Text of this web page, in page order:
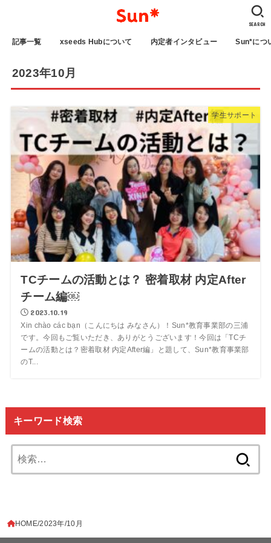
記事一覧 xseeds Hubについて 内定者インタビュー Sun*につ
SEARCH
2023年10月
学生サポート
TCチームの活動とは？ 密着取材 内定After
チーム編￼
2023.10.19
Xin chào các bạn（こんにちは みなさん）！Sun*教育事業部の三浦
です。今回もご覧いただき、ありがとうございます！今回は「TCチ
ームの活動とは？密着取材 内定After編」と題して、Sun*教育事業部
のT...
キーワード検索
索:
HOME 2023年 10月